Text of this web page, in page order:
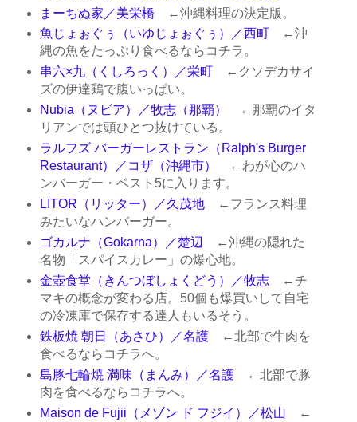
まーちぬ家／美栄橋 ←沖縄料理の決定版。
魚じょぉぐぅ（いゆじょぉぐぅ）／西町
←沖
縄の魚をたっぷり食べるならコチラ。
串六×九（くしろっく）／栄町←クソデカサイ
ズの伊達鶏で腹いっぱい。
Nubia（ヌビア）／牧志（那覇）
←那覇のイタ
リアンでは頭ひとつ抜けている。
ラルフズ バーガーレストラン（Ralph's Burger
Restaurant）／コザ（沖縄市）
←わが心のハ
ンバーガー・ベスト5に入ります。
LITOR（リッター）／久茂地←フランス料理
みたいなハンバーガー。
ゴカルナ（Gokarna）／楚辺
←沖縄の隠れた
名物「スパイスカレー」の爆心地。
金壺食堂（きんつぼしょくどう）／牧志←チ
マキの概念が変わる店。50個も爆買いして自宅
の冷凍庫で保存する達人もいるそう。
鉄板焼 朝日（あさひ）／名護←北部で牛肉を
食べるならコチラへ。
島豚七輪焼 満味（まんみ）／名護←北部で豚
肉を食べるならコチラへ。
Maison de Fujii（メゾン ド フジイ）／松山 ←